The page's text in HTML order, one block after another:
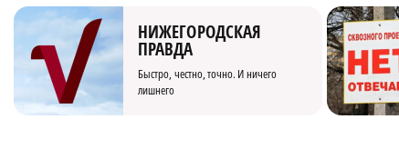
НИЖЕГОРОДСКАЯ
ПРАВДА
Быстро, честно, точно. И ничего
лишнего